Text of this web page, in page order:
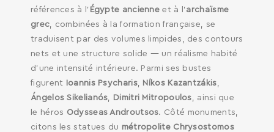
SEARCH AND PRESS ENTER
références à l’ Égypte ancienne et à l’archaïsme
grec, combinées à la formation française, se
traduisent par des volumes limpides, des contours
nets et une structure solide — un réalisme habité
d’une intensité intérieure. Parmi ses bustes
figurent
Ioannis Psycharis, Níkos Kazantzákis,
Ángelos Sikelianós, Dimitri Mitropoulos, ainsi que
le héros Odysseas Androutsos. Côté monuments,
citons les statues du métropolite Chrysostomos